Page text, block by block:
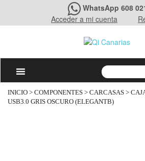
WhatsApp 608
Acceder a mi cuenta
INICIO > COMPONENTES > CARCASAS >
USB3.0 GRIS OSCURO (ELEGANTB)